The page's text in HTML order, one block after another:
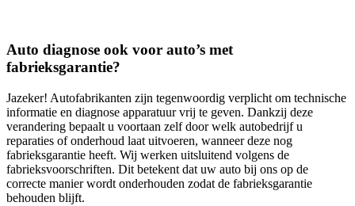
Auto diagnose ook voor auto’s met
fabrieksgarantie?
Jazeker! Autofabrikanten zijn tegenwoordig verplicht om technische
informatie en diagnose apparatuur vrij te geven. Dankzij deze
verandering bepaalt u voortaan zelf door welk autobedrijf u
reparaties of onderhoud laat uitvoeren, wanneer deze nog
fabrieksgarantie heeft. Wij werken uitsluitend volgens de
fabrieksvoorschriften. Dit betekent dat uw auto bij ons op de
correcte manier wordt onderhouden zodat de fabrieksgarantie
behouden blijft.